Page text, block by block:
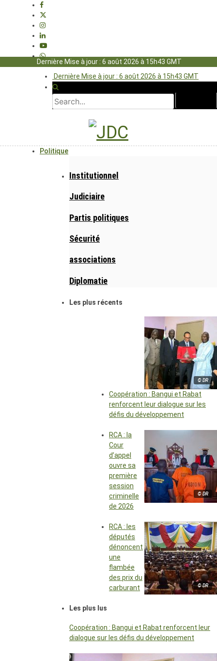
Dernière Mise à jour : 6 août 2026 à 15h43 GMT
Dernière Mise à jour : 6 août 2026 à 15h43 GMT
Politique
Institutionnel
Judiciaire
Partis politiques
Sécurité
associations
Diplomatie
Les plus récents
© DR
Coopération : Bangui et Rabat
renforcent leur dialogue sur les
défis du développement
© DR
RCA : la
Cour
d’appel
ouvre sa
première
session
criminelle
de 2026
© DR
RCA : les
députés
dénoncent
une
flambée
des prix du
carburant
Les plus lus
Coopération : Bangui et Rabat renforcent leur
dialogue sur les défis du développement